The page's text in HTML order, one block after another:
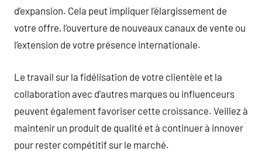
d’expansion. Cela peut impliquer l’élargissement de
votre offre, l’ouverture de nouveaux canaux de vente ou
l’extension de votre présence internationale.
Le travail sur la fidélisation de votre clientèle et la
collaboration avec d’autres marques ou influenceurs
peuvent également favoriser cette croissance. Veillez à
maintenir un produit de qualité et à continuer à innover
pour rester compétitif sur le marché.